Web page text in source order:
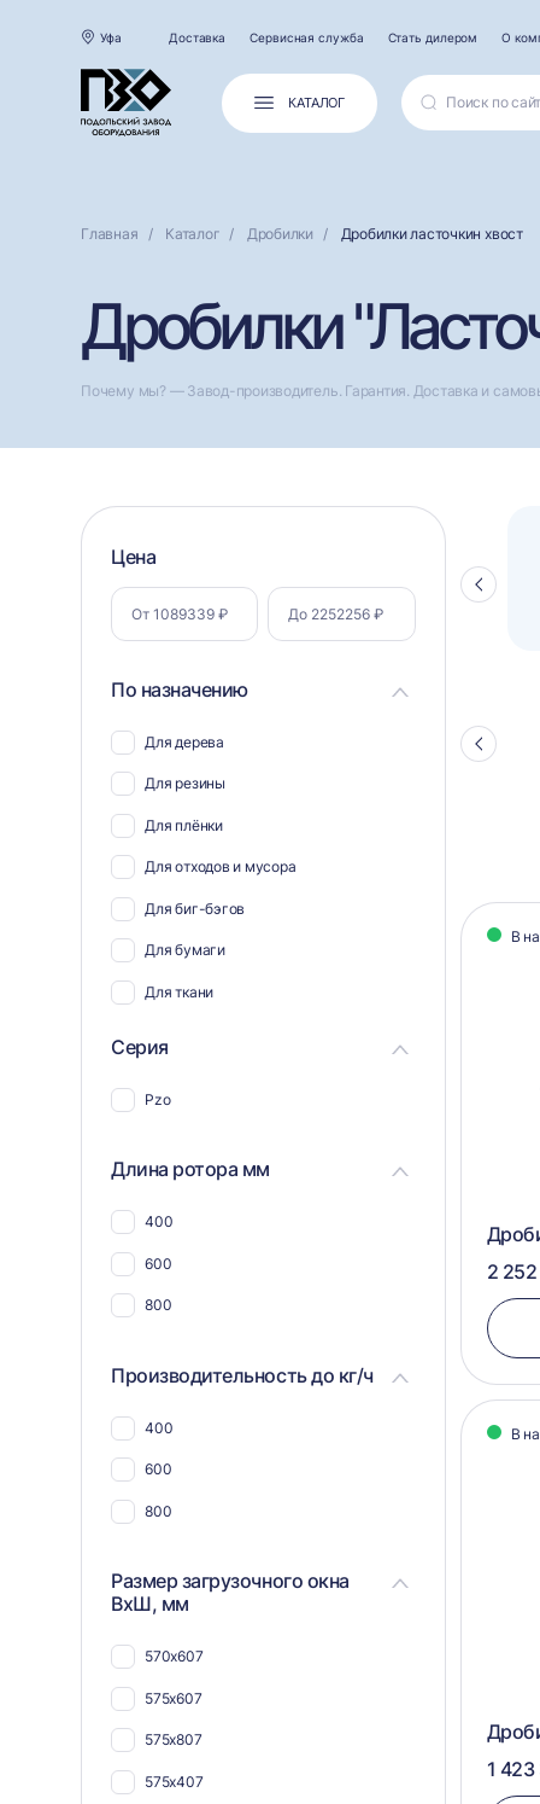
Уфа Доставка Сервисная служба Стать дилером О
КАТАЛОГ
Главная Каталог Дробилки Дробилки ласточкин хвост
Дробилки
Почему мы? — Завод-производитель. Гарантия. Доставка и
Фильтр
по
параметрам
Цена
По назначению
Для дерева
Для резины
Для плёнки
Для отходов и мусора
Для биг-бэгов
Для бумаги
Для ткани
Для пвх отходов
Для угля
Для арболита
Для щебня
Для шпона
Для поддонов и паллет
Для труб
Серия
Pzo
Длина ротора мм
400
600
800
Производительность до кг/ч
400
600
800
Размер загрузочного окна
ВхШ, мм
570х607
575х607
575х807
575х407
Стрелка
Полуавтоматический паллетоупаковщик
ПЗО BPW-2000
Стрелка
В
2
В
1